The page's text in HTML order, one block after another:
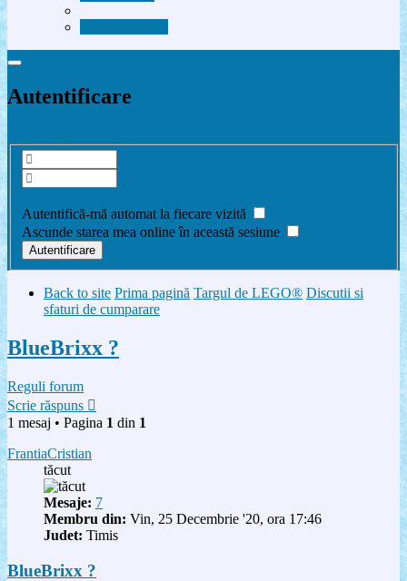
Autentificare
Autentifică-mă automat la fiecare vizită
Ascunde starea mea online în această sesiune
Back to site Prima pagină Targul de LEGO® Discutii si
sfaturi de cumparare
BlueBrixx ?
Reguli forum
Scrie răspuns
1 mesaj • Pagina 1 din 1
FrantiaCristian
tăcut
Mesaje: 7
Membru din: Vin, 25 Decembrie '20, ora 17:46
Judet: Timis
BlueBrixx ?